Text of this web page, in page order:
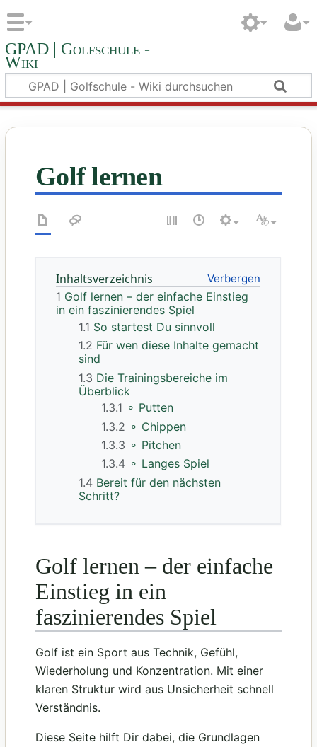
GPAD | Golfschule -
Wiki
Golf lernen
Inhaltsverzeichnis
1 Golf lernen – der einfache Einstieg
in ein faszinierendes Spiel
1.1 So startest Du sinnvoll
1.2 Für wen diese Inhalte gemacht
sind
1.3 Die Trainingsbereiche im
Überblick
1.3.1 ⚬ Putten
1.3.2 ⚬ Chippen
1.3.3 ⚬ Pitchen
1.3.4 ⚬ Langes Spiel
1.4 Bereit für den nächsten
Schritt?
Golf lernen – der einfache
Einstieg in ein
faszinierendes Spiel
Golf ist ein Sport aus Technik, Gefühl,
Wiederholung und Konzentration. Mit einer
klaren Struktur wird aus Unsicherheit schnell
Verständnis.
Diese Seite hilft Dir dabei, die Grundlagen